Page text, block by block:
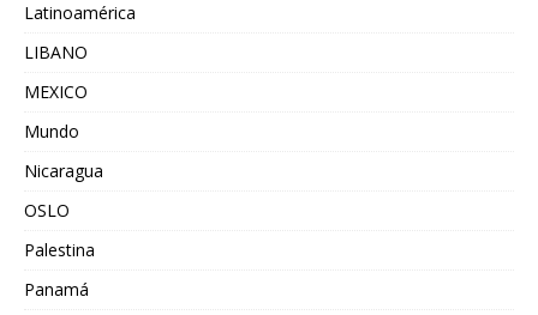
Latinoamérica
LIBANO
MEXICO
Mundo
Nicaragua
OSLO
Palestina
Panamá